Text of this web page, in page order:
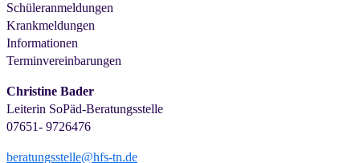
Schüleranmeldungen
Krankmeldungen
Informationen
Terminvereinbarungen
Christine Bader
Leiterin SoPäd-Beratungsstelle
07651- 9726476
beratungsstelle@hfs-tn.de